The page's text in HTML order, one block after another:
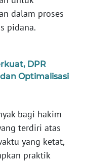
dalam proses
pidana.
DPR
Optimalisasi
bagi hakim
terdiri atas
yang ketat,
praktik